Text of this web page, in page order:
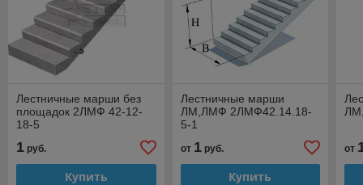
Лестничные марши без
площадок 2ЛМФ 42-12-
18-5
1 руб.
Купить
Лестничные марши
ЛМ,ЛМФ 2ЛМФ42.14.18-
5-1
от 1руб.
Купить
от